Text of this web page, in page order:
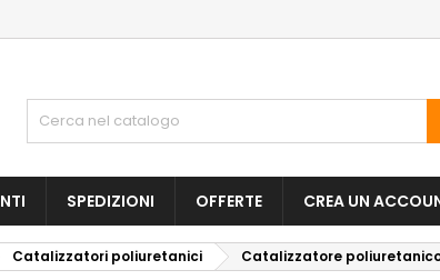
SPEDIZIONI OFFERTE CREA UN
Catalizzatori poliuretanici Catalizzatore